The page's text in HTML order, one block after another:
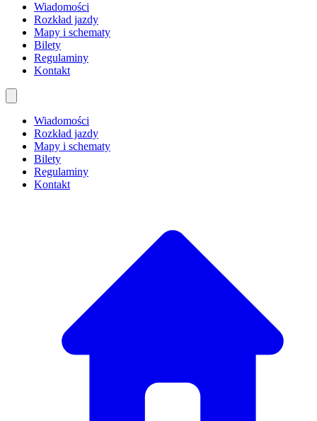
Wiadomości
Rozkład jazdy
Mapy i schematy
Bilety
Regulaminy
Kontakt
Wiadomości
Rozkład jazdy
Mapy i schematy
Bilety
Regulaminy
Kontakt